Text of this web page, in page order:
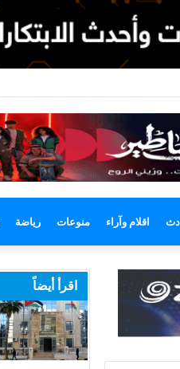
اقلام وآراء منوعات رياضة
اقرأ أيضاً